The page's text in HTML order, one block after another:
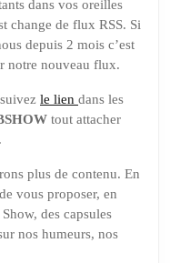
dans vos oreilles
change de flux RSS. Si
depuis 2 mois c’est
notre nouveau flux.
le lien dans les
tout attacher
plus de contenu. En
vous proposer, en
des capsules
nos humeurs, nos